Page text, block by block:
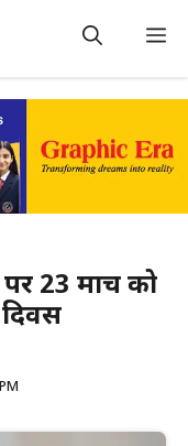
23 मार्च को